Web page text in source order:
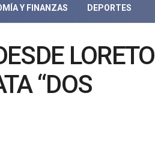
Y FINANZAS DEPORTES
LORETO
“DOS